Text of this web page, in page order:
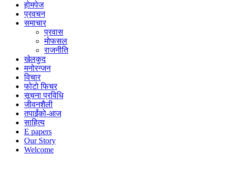
होमपेज
प्रवचन
समाचार
प्रवास
मोफसल
राजनीति
खेलकुद
मनोरन्जन
विचार
फोटो फिचर
सूचना प्रविधि
जीवनशैली
तपाईंको-आज
साहित्य
E papers
Our Story
Welcome